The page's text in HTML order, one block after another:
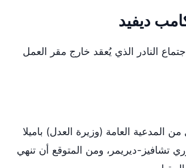
ديفيد
النادر الذي يُعقد خارج مقر العمل
المدعية العامة (وزيرة العدل) باميلا
تشافيز-ديريمر، ومن المتوقع أن تنهي